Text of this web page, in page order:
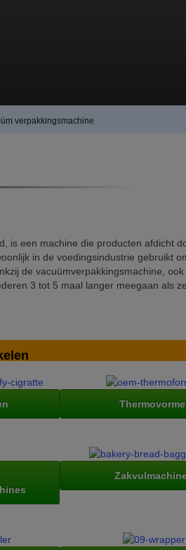
verpakkingsmachine
is een machine die producten afdicht
in de voedingsindustrie gebruikt
de vacuümverpakkingsmachine, ook
3 tot 5 maal langer meegaan als